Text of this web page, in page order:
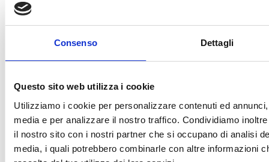
Consenso Dettagli
Questo sito web utilizza i cookie
Utilizziamo i cookie per personalizzare contenuti ed
media e per analizzare il nostro traffico. Condividiamo
il nostro sito con i nostri partner che si occupano di analisi
media, i quali potrebbero combinarle con altre informazioni